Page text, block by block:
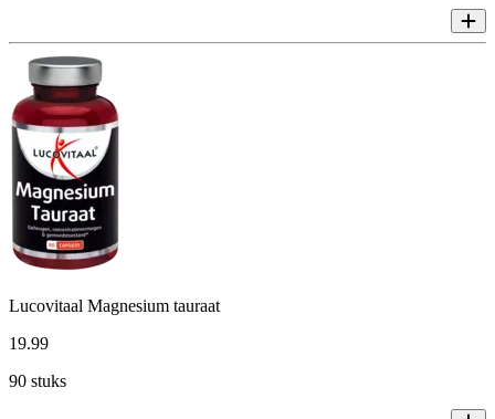
Lucovitaal Magnesium tauraat
19.99
90 stuks